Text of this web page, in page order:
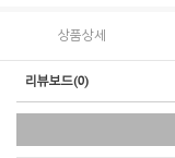
상품상세
리뷰보드(0)